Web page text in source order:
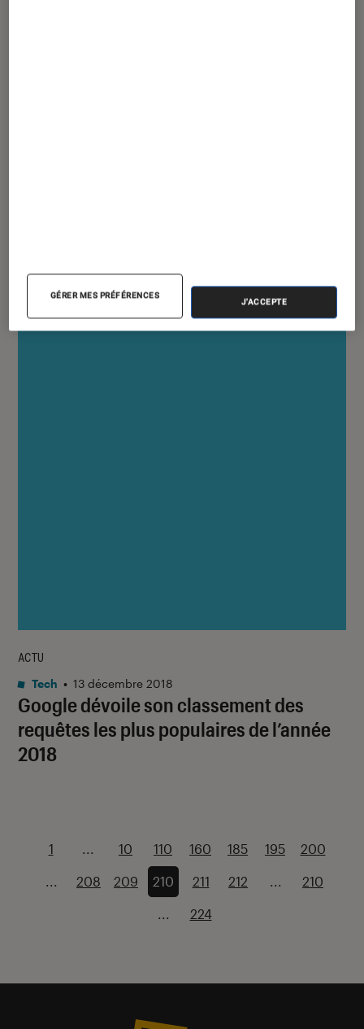
Google dévoile son classement des
requêtes les plus populaires de l’année
2018
ACTU
Tech • 13 décembre 2018
1 ... 10 110 160 185 195 200
... 208 209 210 211 212 ... 210
... 224
GÉRER MES PRÉFÉRENCES
J'ACCEPTE